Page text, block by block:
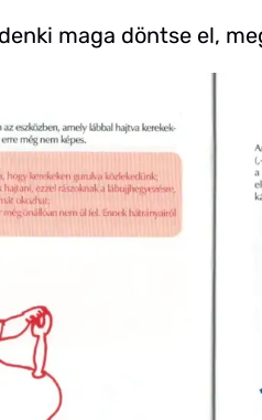
maga döntse el,